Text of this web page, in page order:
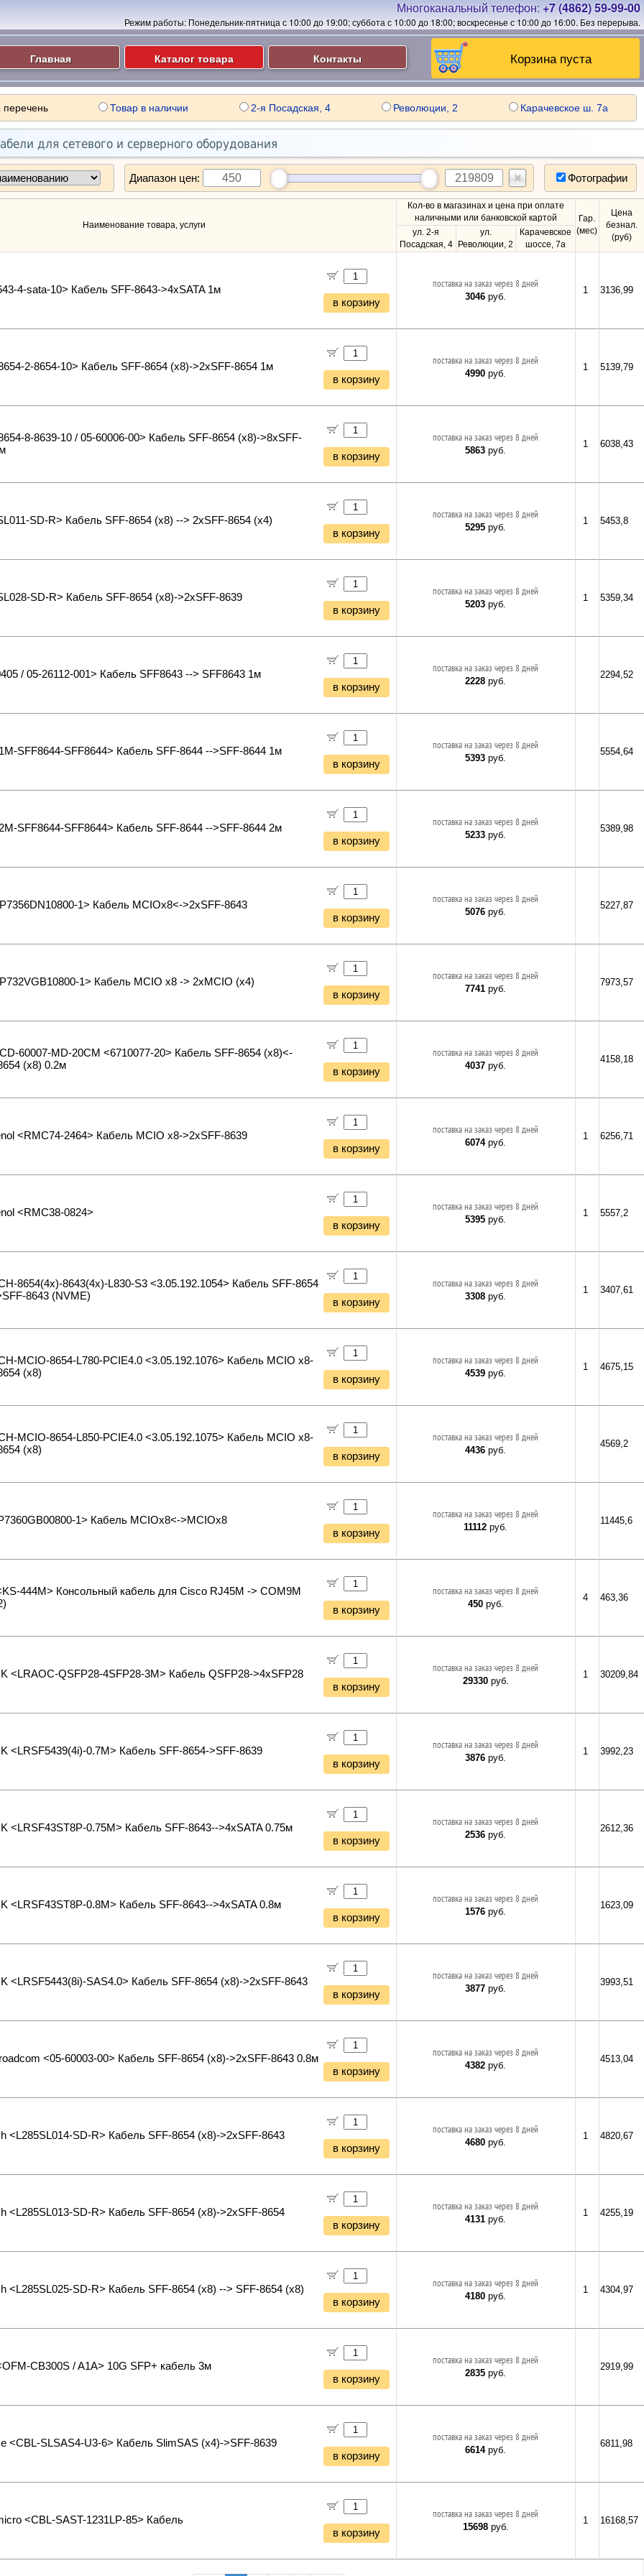
Многоканальный телефон: +7 (4862) 59-99-00
Режим работы: Понедельник-пятница с 10:00 до 19:00; суббота с 10:00 до 18:00; воскресенье с 10:00 до 16:00. Без перерыва.
Корзина пуста
Главная Каталог товара Контакты
Товар в наличии 2-я Посадская, 4 Революции, 2 Карачевское ш. 7а
для сетевого и серверного оборудования
Диапазон цен: Фотографии
Наименование товара, услуги
Кол-во в магазинах и цена при оплате
наличными или банковской картой
Гар.
(мес)
Цена
безнал.
(руб)
ул. 2-я
Посадская, 4
ул.
Революции, 2
Карачевское
шоссе, 7а
4-sata-10> Кабель SFF-8643->4xSATA 1м
в корзину
поставка на заказ через 8 дней
3046 руб.
1 3136,99
2-8654-10> Кабель SFF-8654 (x8)->2xSFF-8654 1м
в корзину
поставка на заказ через 8 дней
4990 руб.
1 5139,79
8-8639-10 / 05-60006-00> Кабель SFF-8654 (x8)->8xSFF-
в корзину
поставка на заказ через 8 дней
5863 руб.
1 6038,43
SD-R> Кабель SFF-8654 (x8) --> 2xSFF-8654 (x4)
в корзину
поставка на заказ через 8 дней
5295 руб.
1 5453,8
SD-R> Кабель SFF-8654 (x8)->2xSFF-8639
в корзину
поставка на заказ через 8 дней
5203 руб.
1 5359,34
/ 05-26112-001> Кабель SFF8643 --> SFF8643 1м
в корзину
поставка на заказ через 8 дней
2228 руб.
2294,52
SFF8644-SFF8644> Кабель SFF-8644 -->SFF-8644 1м
в корзину
поставка на заказ через 8 дней
5393 руб.
5554,64
SFF8644-SFF8644> Кабель SFF-8644 -->SFF-8644 2м
в корзину
поставка на заказ через 8 дней
5233 руб.
5389,98
1> Кабель MCIOx8<->2xSFF-8643
в корзину
поставка на заказ через 8 дней
5076 руб.
5227,87
1> Кабель MCIO x8 -> 2xMCIO (x4)
в корзину
поставка на заказ через 8 дней
7741 руб.
7973,57
60007-MD-20CM <6710077-20> Кабель SFF-8654 (x8)<-
(x8) 0.2м
в корзину
поставка на заказ через 8 дней
4037 руб.
4158,18
<RMC74-2464> Кабель MCIO x8->2xSFF-8639
в корзину
поставка на заказ через 8 дней
6074руб.
1 6256,71
<RMC38-0824>
в корзину
поставка на заказ через 8 дней
5395 руб.
1 5557,2
8654(4х)-8643(4х)-L830-S3 <3.05.192.1054> Кабель SFF-8654
8643 (NVME)
в корзину
поставка на заказ через 8 дней
3308 руб.
1 3407,61
MCIO-8654-L780-PCIE4.0 <3.05.192.1076> Кабель MCIO x8-
(x8)
в корзину
поставка на заказ через 8 дней
4539 руб.
1 4675,15
MCIO-8654-L850-PCIE4.0 <3.05.192.1075> Кабель MCIO x8-
(x8)
в корзину
поставка на заказ через 8 дней
4436 руб.
4569,2
1> Кабель MCIOx8<->MCIOx8
в корзину
поставка на заказ через 8 дней
11112 руб.
11445,6
444M> Консольный кабель для Cisco RJ45M -> COM9M
в корзину
поставка на заказ через 8 дней
450руб.
4 463,36
<LRAOC-QSFP28-4SFP28-3M> Кабель QSFP28->4xSFP28
в корзину
поставка на заказ через 8 дней
29330руб.
1 30209,84
<LRSF5439(4i)-0.7M> Кабель SFF-8654->SFF-8639
в корзину
поставка на заказ через 8 дней
3876 руб.
1 3992,23
<LRSF43ST8P-0.75M> Кабель SFF-8643-->4xSATA 0.75м
в корзину
поставка на заказ через 8 дней
2536 руб.
2612,36
<LRSF43ST8P-0.8M> Кабель SFF-8643-->4xSATA 0.8м
в корзину
поставка на заказ через 8 дней
1576 руб.
1623,09
<LRSF5443(8i)-SAS4.0> Кабель SFF-8654 (x8)->2xSFF-8643
в корзину
поставка на заказ через 8 дней
3877 руб.
3993,51
<05-60003-00> Кабель SFF-8654 (x8)->2xSFF-8643 0.8м
в корзину
поставка на заказ через 8 дней
4382 руб.
4513,04
<L285SL014-SD-R> Кабель SFF-8654 (x8)->2xSFF-8643
в корзину
поставка на заказ через 8 дней
4680 руб.
1 4820,67
<L285SL013-SD-R> Кабель SFF-8654 (x8)->2xSFF-8654
в корзину
поставка на заказ через 8 дней
4131 руб.
1 4255,19
<L285SL025-SD-R> Кабель SFF-8654 (x8) --> SFF-8654 (x8)
в корзину
поставка на заказ через 8 дней
4180 руб.
1 4304,97
CB300S / A1A> 10G SFP+ кабель 3м
в корзину
поставка на заказ через 8 дней
2835 руб.
2919,99
<CBL-SLSAS4-U3-6> Кабель SlimSAS (x4)->SFF-8639
в корзину
поставка на заказ через 8 дней
6614руб.
6811,98
<CBL-SAST-1231LP-85> Кабель
в корзину
поставка на заказ через 8 дней
15698руб.
1 16168,57